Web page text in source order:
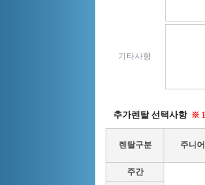
기타사항
추가렌탈 선택사항 ※ 1
렌탈구분 주니
주간